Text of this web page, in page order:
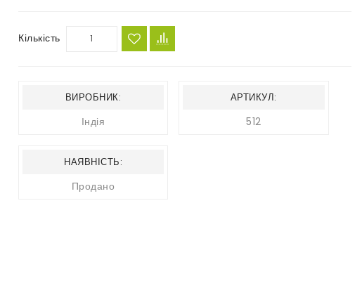
Кількість
ВИРОБНИК:
Індія
АРТИКУЛ:
512
НАЯВНІСТЬ:
Продано